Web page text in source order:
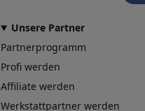
Unsere Partner
Partnerprogramm
Profi werden
Affiliate werden
Werkstattpartner werden